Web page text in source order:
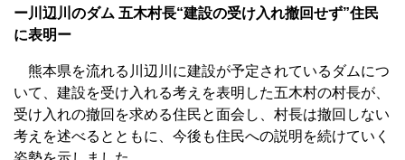
ー川辺川のダム 五木村長“建設の受け入れ撤回せず”住民
に表明ー
熊本県を流れる川辺川に建設が予定されているダムにつ
いて、建設を受け入れる考えを表明した五木村の村長が、
受け入れの撤回を求める住民と面会し、村長は撤回しない
考えを述べるとともに、今後も住民への説明を続けていく